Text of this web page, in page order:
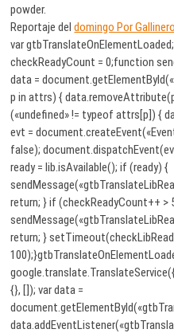
powder.
Reportaje deldomingo Por Gallinero
var
checkReadyCount = 0;function
data =
p in attrs) {
(«undefined» != typeof attrs[p]) {
evt =
false);
ready = lib.isAvailable(); if (ready) {
return; } if (checkReadyCount++ >
return; }
{}, []); var data =